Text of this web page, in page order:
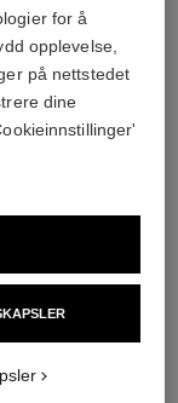
le soin perfecteur
: Fukter og
nok 3 505
for å
opplevelse,
på nettstedet
dine